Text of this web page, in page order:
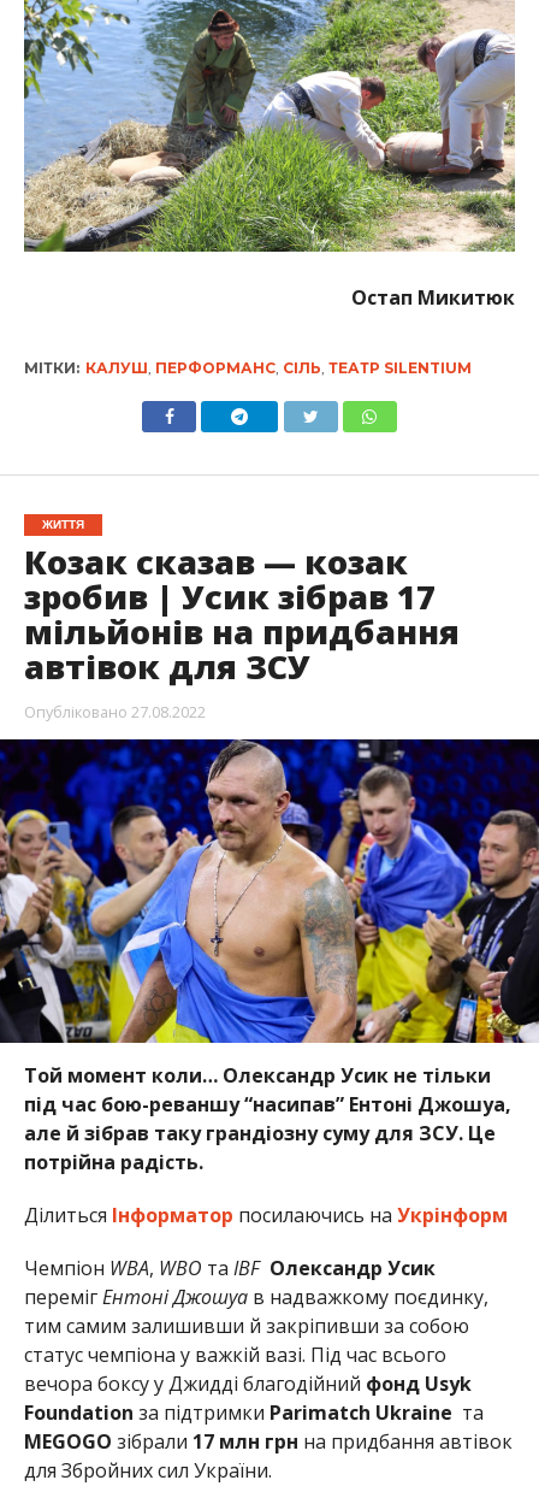
Остап Микитюк
МІТКИ: КАЛУШ, ПЕРФОРМАНС, СІЛЬ, ТЕАТР SILENTIUM
ЖИТТЯ
Козак сказав — козак
зробив | Усик зібрав 17
мільйонів на придбання
автівок для ЗСУ
Опубліковано 27.08.2022
Той момент коли… Олександр Усик не тільки
під час бою-реваншу “насипав” Ентоні Джошуа,
але й зібрав таку грандіозну суму для ЗСУ. Це
потрійна радість.
Ділиться Інформатор посилаючись на Укрінформ
Чемпіон WBA, WBO та IBF Олександр Усик
перемігЕнтоні Джошуав надважкому поєдинку,
тим самим залишивши й закріпивши за собою
статус чемпіона у важкій вазі. Під час всього
вечора боксу у Джидді благодійний фонд Usyk
Foundation за підтримки Parimatch Ukraine та
MEGOGO зібрали 17 млн грн на придбання автівок
для Збройних сил України.